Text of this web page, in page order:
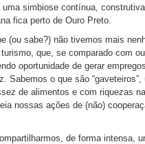
simbiose contínua,
fica perto de Ouro Preto.
(ou sabe?) não tivemos mais
que, se comparado com
oportunidade de gerar
Sabemos o que são “gaveteiros”,
de alimentos e com riquezas
nossas ações de (não)
de forma intensa,